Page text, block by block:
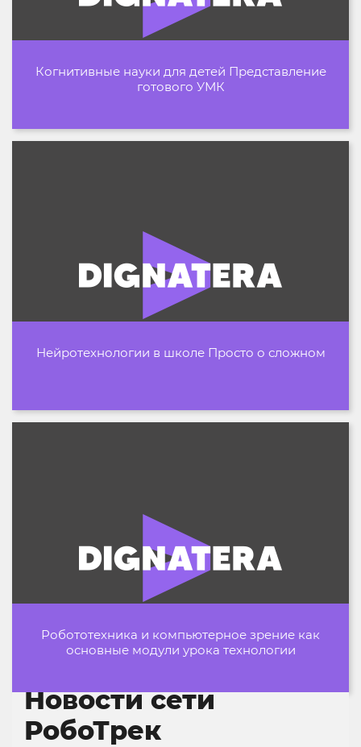
Когнитивные науки для детей Представление
готового УМК
Нейротехнологии в школе Просто о сложном
Робототехника и компьютерное зрение как
основные модули урока технологии
Новости сети
РобоТрек